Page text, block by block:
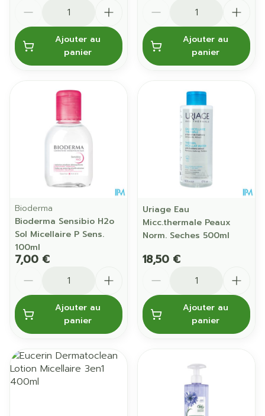
Ajouter au
panier
Ajouter au
panier
Bioderma
Bioderma Sensibio H2o
Sol Micellaire P Sens.
100ml
7,00 €
Ajouter au
panier
Uriage Eau
Micc.thermale Peaux
Norm. Seches 500ml
18,50 €
Ajouter au
panier